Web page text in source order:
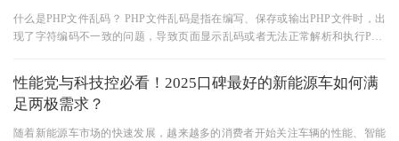
什么是PHP文件乱码？ PHP文件乱码是指在编写、保存或输出PHP文件时，出
现了字符编码不一致的问题，导致页面显示乱码或者无法正常解析和执行PHP
性能党与科技控必看！2025口碑最好的新能源车如何满
足两极需求？
随着新能源车市场的快速发展，越来越多的消费者开始关注车辆的性能、智能